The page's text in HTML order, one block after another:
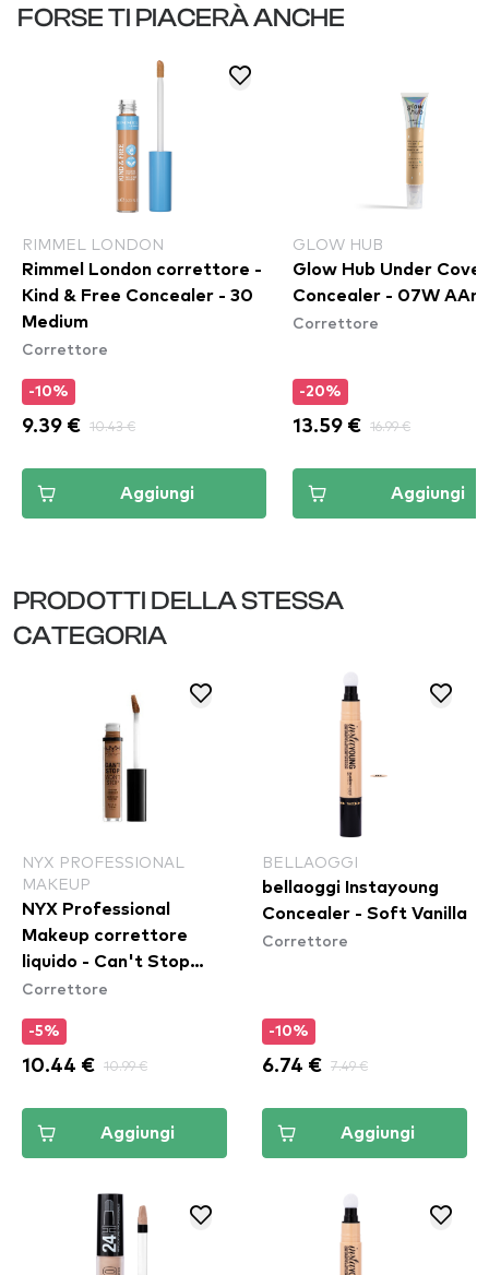
FORSE TI PIACERÀ ANCHE
RIMMEL LONDON
Rimmel London correttore -
Kind & Free Concealer - 30
Medium
Correttore
-10%
9.39 € 10.43 €
Aggiungi
GLOW HUB
Glow Hub Under Cover
Concealer - 07W
Correttore
-20%
13.59 € 16.99 €
Aggiungi
PRODOTTI DELLA STESSA
CATEGORIA
NYX PROFESSIONAL
MAKEUP
NYX Professional
Makeup correttore
liquido - Can't Stop
Won't Stop Contour
Correttore
-5%
10.44 € 10.99 €
Aggiungi
BELLAOGGI
bellaoggi Instayoung
Concealer - Soft Vanilla
Correttore
-10%
6.74 € 7.49 €
Aggiungi